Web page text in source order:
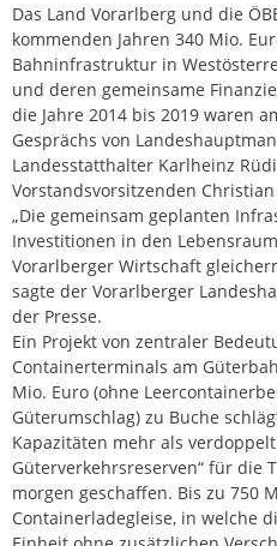
Das Land Vorarlberg und die
kommenden Jahren 340 Mio.
Bahninfrastruktur in
und deren gemeinsame
die Jahre 2014 bis 2019 waren
Gesprächs von
Landesstatthalter Karlheinz
Vorstandsvorsitzenden
„Die gemeinsam geplanten
Investitionen in den
Vorarlberger Wirtschaft
sagte der Vorarlberger
der Presse.
Ein Projekt von zentraler
Containerterminals am
Mio. Euro (ohne
Güterumschlag) zu Buche
Kapazitäten mehr als
Güterverkehrsreserven“ für die
morgen geschaffen. Bis zu 750
Containerladegleise, in welche